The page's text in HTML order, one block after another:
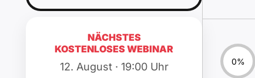
NÄCHSTES
KOSTENLOSES WEBINAR
12. August · 19:00 Uhr 0%